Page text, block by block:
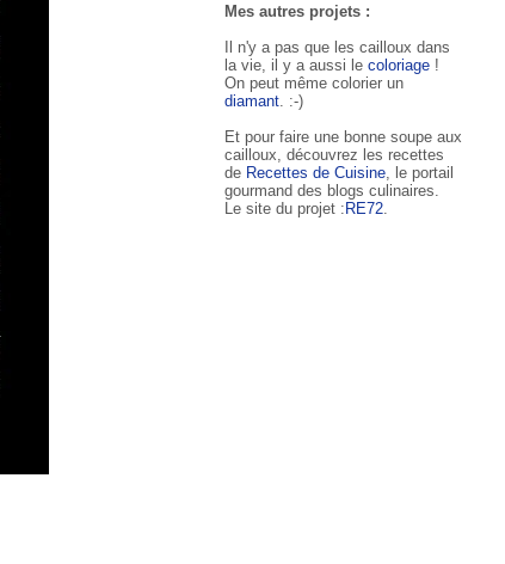
Mes autres projets :
Il n'y a pas que les cailloux dans
la vie, il y a aussi le coloriage !
On peut même colorier un
diamant. :-)
Et pour faire une bonne soupe aux
cailloux, découvrez les recettes
de Recettes de Cuisine, le portail
gourmand des blogs culinaires.
Le site du projet : RE72.